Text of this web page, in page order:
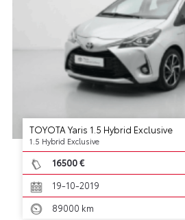
TOYOTA Yaris 1.5 Hybrid Exclusive
1.5 Hybrid Exclusive
16500 €
19-10-2019
89000 km